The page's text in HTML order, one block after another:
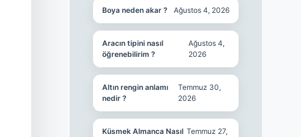
Boya neden akar ? Ağustos 4, 2026
Aracın tipini nasıl
öğrenebilirim ?
Ağustos 4,
2026
Altın rengin anlamı
nedir ?
Temmuz 30,
2026
Küsmek Almanca Nasıl Temmuz 27,